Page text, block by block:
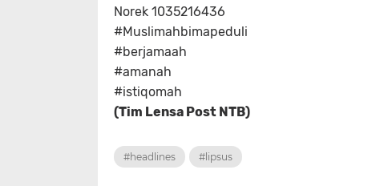
Norek 1035216436
#Muslimahbimapeduli
#berjamaah
#amanah
#istiqomah
(Tim Lensa Post NTB)
#headlines #lipsus